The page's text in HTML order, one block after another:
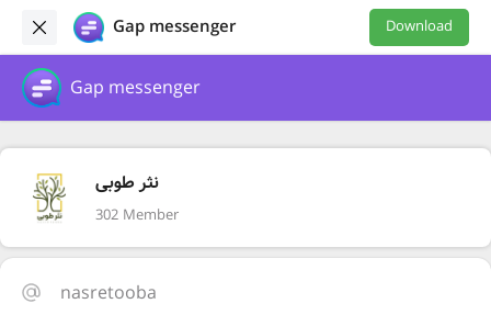
Gap messenger Download
Gap messenger
نثر طوبی
302 Member
nasretooba